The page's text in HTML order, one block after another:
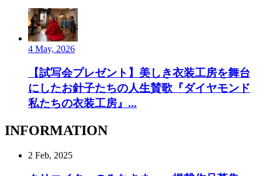
4 May, 2026
【試写会プレゼント】美しき衣装工房を舞台
にしたお針子たちの人生賛歌『ダイヤモンド
私たちの衣装工房』...
INFORMATION
2 Feb, 2025